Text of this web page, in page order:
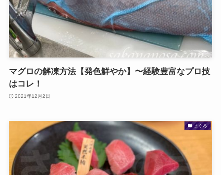
マグロの解凍方法【発色鮮やか】〜経験豊富なプロ技
はコレ！
2021年12月2日
まぐろ